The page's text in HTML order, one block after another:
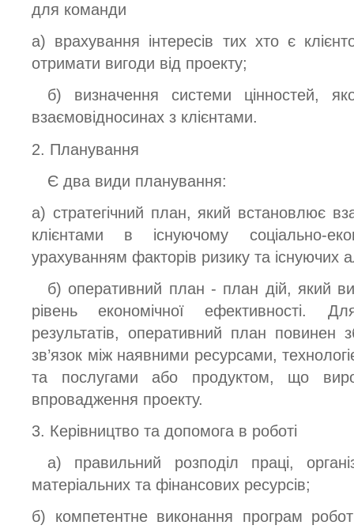
для команди
а) врахування інтересів тих хто є
отримати вигоди від проекту;
б) визначення системи цінностей,
взаємовідносинах з клієнтами.
2. Планування
Є два види планування:
а) стратегічний план, який встановлює
клієнтами в існуючому соціально-
урахуванням факторів ризику та існуючих
б) оперативний план - план дій, який
рівень економічної ефективності.
результатів, оперативний план повинен
зв’язок між наявними ресурсами,
та послугами або продуктом, що
впровадження проекту.
3. Керівництво та допомога в роботі
а) правильний розподіл праці,
матеріальних та фінансових ресурсів;
б) компетентне виконання програм